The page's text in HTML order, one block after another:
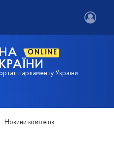
ONLINE
парламенту України
Новини комітетів